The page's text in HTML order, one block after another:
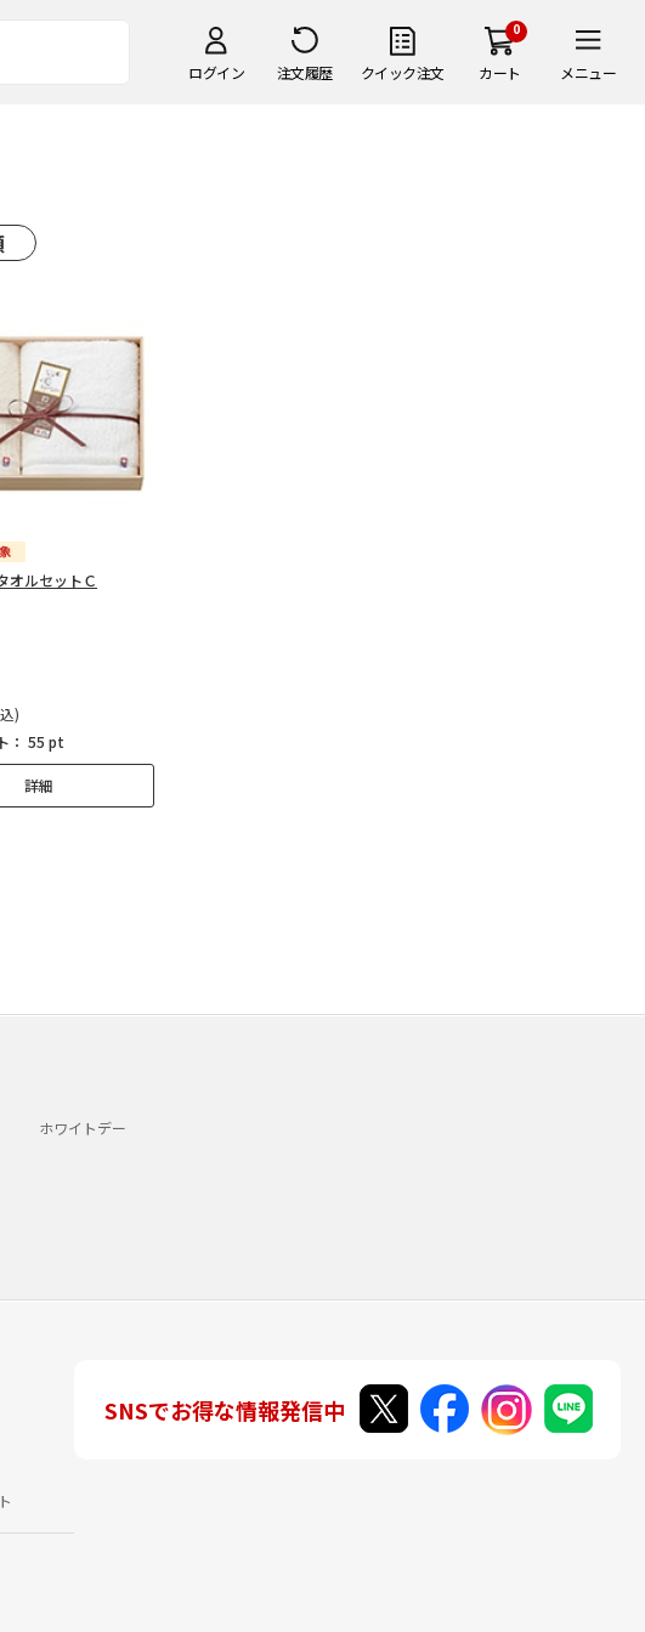
ログイン 注文履歴 クイック注文
0
カート メニュー
ルセットＣ
)
： 55 pt
詳細
ホワイトデー
SNSでお得な情報発信中